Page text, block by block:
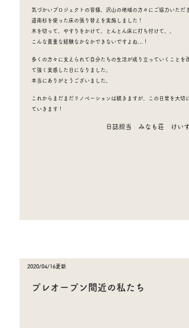
気づかいプロジェクトの皆様、沢山の地域の方々にご協力いただき
道南杉を使った床の張り替えを実施しました！
木を切って、やすりをかけて、とんとん床に打ち付けて、、
こんな貴重な経験なかなかできないですよね…！
多くの方々に支えられて自分たちの生活が成り立っていくことを改
て強く実感した日になりました。
本当にありがとうございました。
これからまだまだリノベーションは続きますが、この日常を大切に
ていきます！
日誌担当 みなも荘 けいす
2020/04/16更新
プレオープン間近の私たち